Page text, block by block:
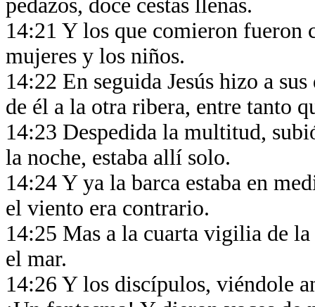
pedazos, doce cestas llenas.
14:21 Y los que comieron fueron
mujeres y los niños.
14:22 En seguida Jesús hizo a
de él a la otra ribera, entre tanto
14:23 Despedida la multitud,
la noche, estaba allí solo.
14:24 Y ya la barca estaba en
el viento era contrario.
14:25 Mas a la cuarta vigilia de
el mar.
14:26 Y los discípulos, viéndole